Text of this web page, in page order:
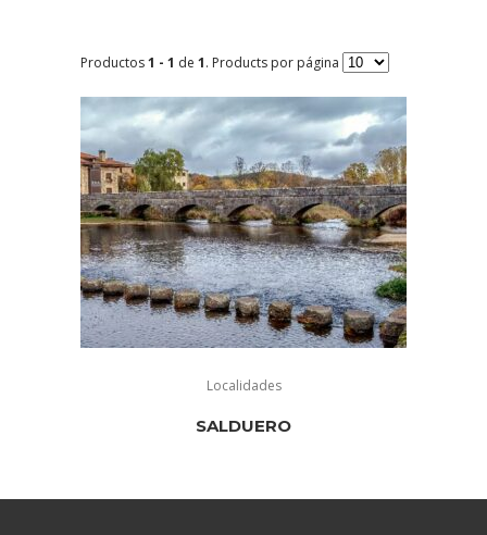
Productos1 - 1 de 1. Products por página
Localidades
SALDUERO